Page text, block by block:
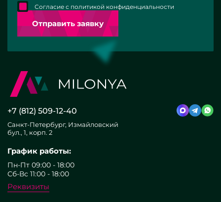
Отправить заявку
Согласие с политикой конфиденциальности
+7 (812) 509-12-40
Санкт-Петербург, Измайловский
бул., 1, корп. 2
График работы:
Пн-Пт 09:00 - 18:00
Сб-Вс 11:00 - 18:00
Реквизиты